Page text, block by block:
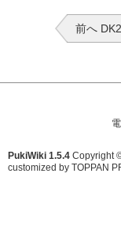
前へ
PukiWiki 1.5.4 Copyright
customized by TOPPAN